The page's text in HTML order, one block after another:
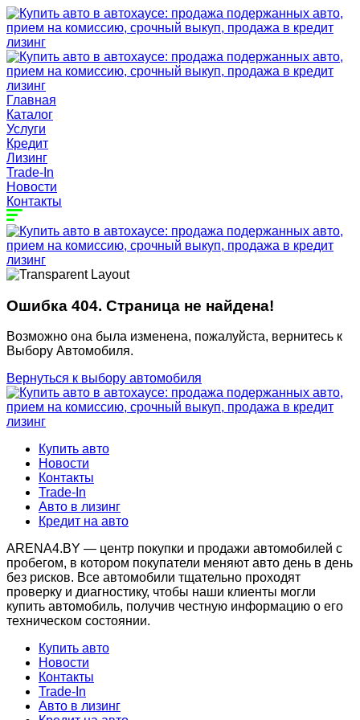
Главная
Каталог
Услуги
Кредит
Лизинг
Trade-In
Новости
Контакты
Ошибка 404. Страница не найдена!
Возможно она была изменена, пожалуйста, вернитесь к
Выбору Автомобиля.
Вернуться к выбору автомобиля
Купить авто
Новости
Контакты
Trade-In
Авто в лизинг
Кредит на авто
ARENA4.BY — центр покупки и продажи автомобилей с
пробегом, в котором покупатели меняют авто день в день
без рисков. Все автомобили тщательно проходят
проверку и диагностику, чтобы наши клиенты могли
купить автомобиль, получив честную информацию о его
техническом состоянии.
Купить авто
Новости
Контакты
Trade-In
Авто в лизинг